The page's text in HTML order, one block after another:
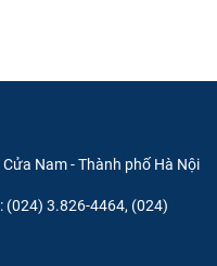
Nam - Thành phố Hà Nội
(024) 3.826-4464, (024)